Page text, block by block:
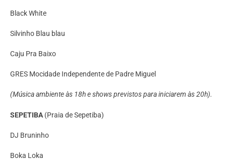
Black White
Silvinho Blau blau
Caju Pra Baixo
GRES Mocidade Independente de Padre Miguel
(Música ambiente às 18h e shows previstos para iniciarem às 20h).
SEPETIBA (Praia de Sepetiba)
DJ Bruninho
Boka Loka